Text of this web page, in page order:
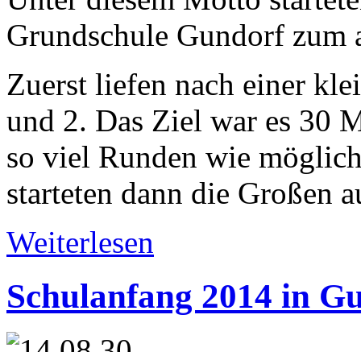
Grundschule Gundorf
Zuerst liefen nach einer
und 2. Das Ziel war es 30
so viel Runden wie
starteten dann die Großen
Weiterlesen
Schulanfang 2014 in